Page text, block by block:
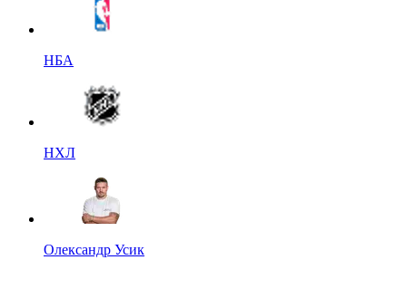
НБА
НХЛ
Олександр Усик